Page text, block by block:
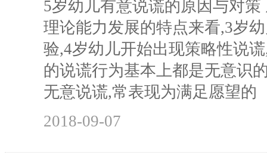
5岁幼儿有意说谎的原因与对
理论能力发展的特点来看,3岁
验,4岁幼儿开始出现策略性说
的说谎行为基本上都是无意识
无意说谎,常表现为满足愿望的
2018-09-07